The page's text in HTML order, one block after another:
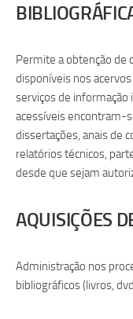
Permite a obtenção de
disponíveis nos
serviços de
acessíveis encontram-
dissertações, anais de
relatórios técnicos,
desde que sejam
AQUISIÇÕES
Administração nos
bibliográficos (livros,